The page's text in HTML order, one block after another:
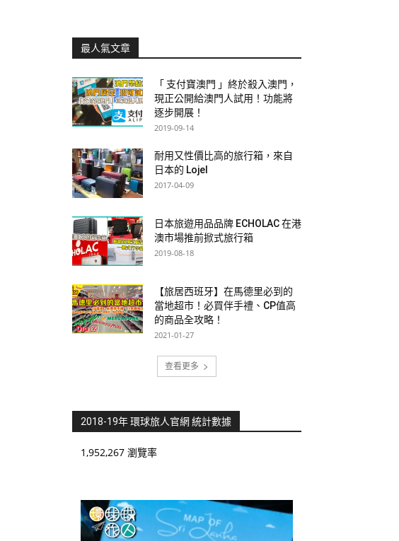
最人氣文章
「 支付寶澳門 」終於殺入澳門，
現正公開給澳門人試用！功能將
逐步開展！
2019-09-14
耐用又性價比高的旅行箱，來自
日本的 Lojel
2017-04-09
日本旅遊用品品牌 ECHOLAC 在港
澳市場推前掀式旅行箱
2019-08-18
【旅居西班牙】在馬德里必到的
當地超市！必買伴手禮、CP值高
的商品全攻略！
2021-01-27
查看更多
2018-19年 環球旅人官網 統計數據
1,952,267 瀏覽率